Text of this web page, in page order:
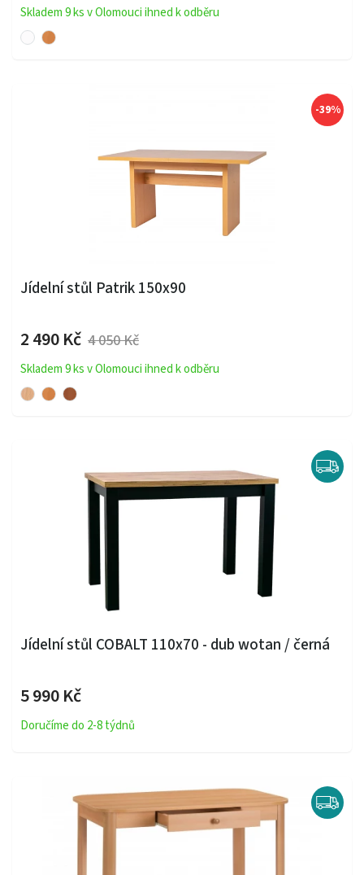
Skladem 9 ks v Olomouci ihned k odběru
-39%
Jídelní stůl Patrik 150x90
2 490 Kč 4 050 Kč
Skladem 9 ks v Olomouci ihned k odběru
Jídelní stůl COBALT 110x70 - dub wotan / černá
5 990 Kč
Doručíme do 2-8 týdnů